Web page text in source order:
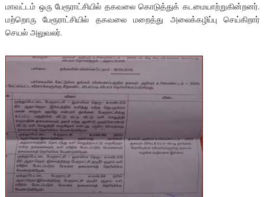
மாவட்டம் ஒரு பேரூராட்சியில் தகவலை கொடுத்துக் கடமையாற்றுகின்றனர்.
மற்றொரு பேரூராட்சியில் தகவலை மறைத்து அலைக்கழிப்பு செய்கிறார்
செயல் அலுவலர்.